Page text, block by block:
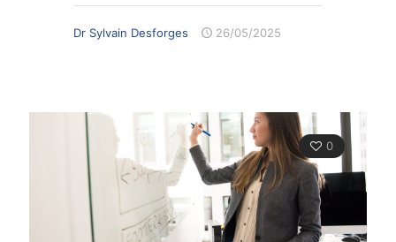
Dr Sylvain Desforges 26/05/2025
0